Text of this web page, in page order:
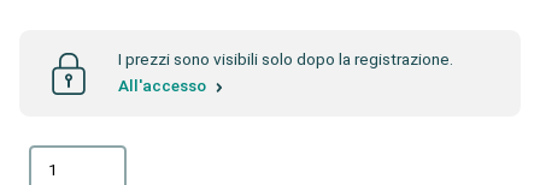
I prezzi sono visibili solo dopo la registrazione.
All'accesso